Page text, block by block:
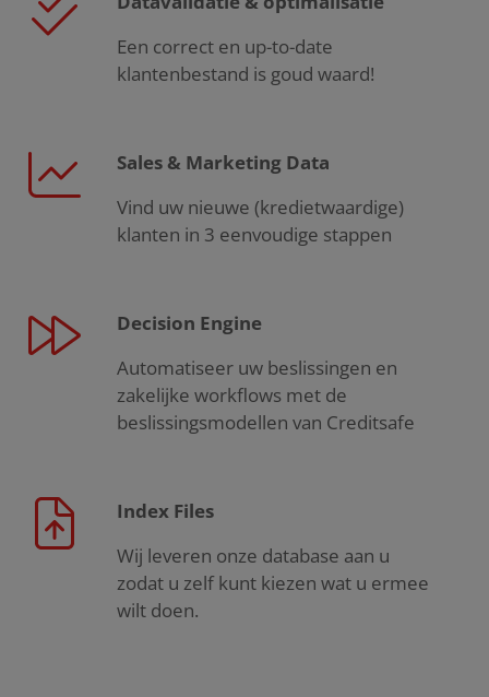
Een correct en up-to-date
klantenbestand is goud waard!
Sales & Marketing Data
Vind uw nieuwe (kredietwaardige)
klanten in 3 eenvoudige stappen
Decision Engine
Automatiseer uw beslissingen en
zakelijke workflows met de
beslissingsmodellen van Creditsafe
Index Files
Wij leveren onze database aan u
zodat u zelf kunt kiezen wat u ermee
wilt doen.